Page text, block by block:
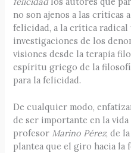
no son ajenos a las críticas
felicidad, a la crítica radical
investigaciones de los
visiones desde la terapia
espíritu griego de la
para la felicidad.
De cualquier modo,
de ser importante en la vida
profesor Marino Pérez, de
plantea que el giro hacia la